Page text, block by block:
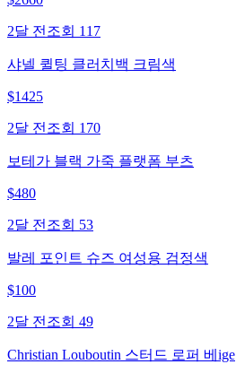
2달 전 조회 117
샤넬 퀼팅 클러치백 크림색
$1425
2달 전 조회 170
보테가 블랙 가죽 플랫폼 부츠
$480
2달 전 조회 53
발레 포인트 슈즈 여성용 검정색
$100
2달 전 조회 49
Christian Louboutin 스터드 로퍼 베ige